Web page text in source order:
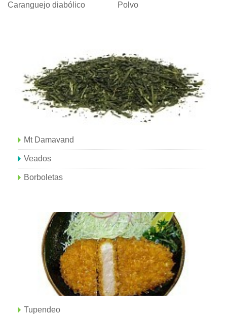
Caranguejo diabólico Polvo
Mt Damavand
Veados
Borboletas
Tupendeo